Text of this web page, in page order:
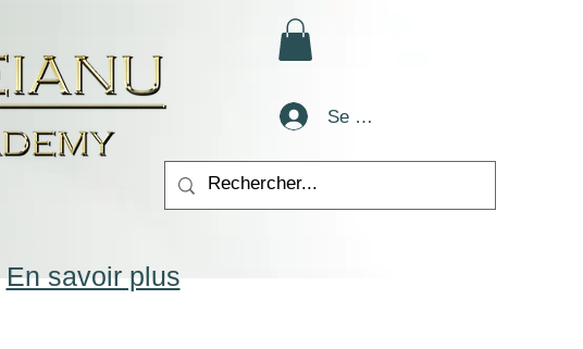
Se connecter
En savoir plus